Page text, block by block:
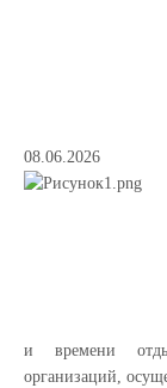
08.06.2026
и времени
организаций,